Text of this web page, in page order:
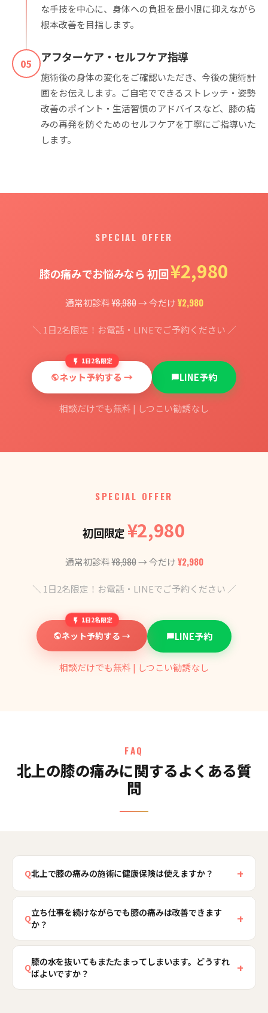
な手技を中心に、身体への負担を最小限に抑えながら
根本改善を目指します。
05 アフターケア・セルフケア指導
施術後の身体の変化をご確認いただき、今後の施術計
画をお伝えします。ご自宅でできるストレッチ・姿勢
改善のポイント・生活習慣のアドバイスなど、膝の痛
みの再発を防ぐためのセルフケアを丁寧にご指導いた
します。
SPECIAL OFFER
膝の痛みでお悩みなら 初回¥2,980
通常初診料¥8,980→ 今だけ¥2,980
＼ 1日2名限定！お電話・LINEでご予約ください ／
1日2名限定
ネット予約する → LINE予約
相談だけでも無料 | しつこい勧誘なし
SPECIAL OFFER
初回限定¥2,980
通常初診料¥8,980→ 今だけ¥2,980
＼ 1日2名限定！お電話・LINEでご予約ください ／
1日2名限定
ネット予約する → LINE予約
相談だけでも無料 | しつこい勧誘なし
FAQ
北上の膝の痛みに関するよくある質
問
Q北上で膝の痛みの施術に健康保険は使えますか？ +
ひねった・ぶつけたなど、はじまりの時期がはっ
きりした急性のケガであれば健康保険の対象とな
る場合があります。一方、立ち仕事や加齢で徐々
に悪化した慢性的な膝の痛みは保険の範囲外とな
ることが多く、当院では初回2,980円の自費メニュ
ーで股関節や足元を含めて全身を見させていただ
きます。北上骨盤整骨院では受付時に保険適用の
Q立ち仕事を続けながらでも膝の痛みは改善できます
か？
+
立ち仕事を大きく変えられなくても、改善を目指
すことは可能です。当院では股関節やお尻の筋肉
が働くよう整え、膝を支える力を取り戻すこと
Q膝の水を抜いてもまたたまってしまいます。どうすれ
ばよいですか？
+